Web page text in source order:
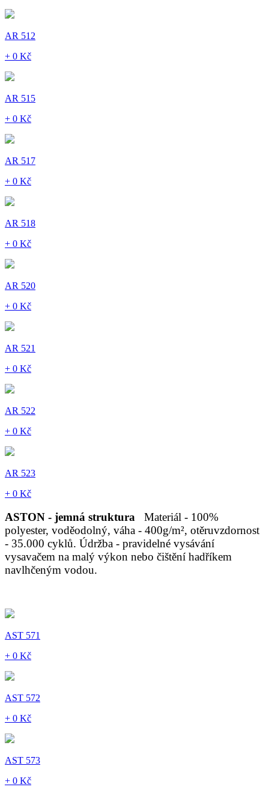
AR 512
+ 0 Kč
AR 515
+ 0 Kč
AR 517
+ 0 Kč
AR 518
+ 0 Kč
AR 520
+ 0 Kč
AR 521
+ 0 Kč
AR 522
+ 0 Kč
AR 523
+ 0 Kč
ASTON - jemná struktura
Materiál - 100%
polyester, voděodolný, váha - 400g/m², otěruvzdornost
- 35.000 cyklů. Údržba - pravidelné vysávání
vysavačem na malý výkon nebo čištění hadříkem
navlhčeným vodou.
AST 571
+ 0 Kč
AST 572
+ 0 Kč
AST 573
+ 0 Kč